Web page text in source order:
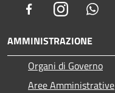
FacebookInstagram
AMMINISTRAZIONE
Organi di Governo
Aree Amministrative